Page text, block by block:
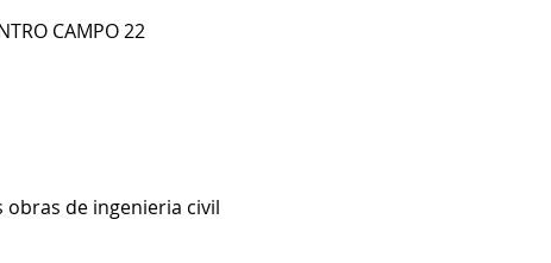
CAMPO 22
de ingenieria civil